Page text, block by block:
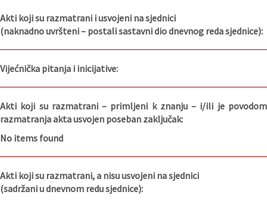
Akti koji su razmatrani i usvojeni na sjednici
(naknadno uvršteni – postali sastavni dio dnevnog reda sjednice):
Vijećnička pitanja i inicijative:
Akti koji su razmatrani – primljeni k znanju – i/ili je povodom
razmatranja akta usvojen poseban zaključak:
No items found
Akti koji su razmatrani, a nisu usvojeni na sjednici
(sadržani u dnevnom redu sjednice):